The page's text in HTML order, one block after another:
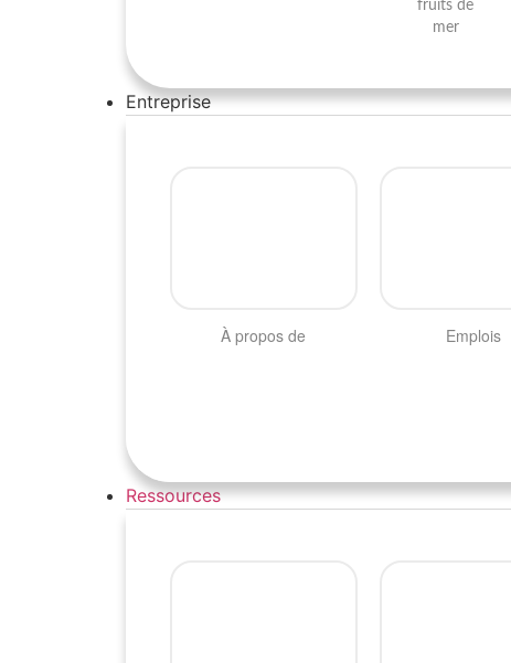
fruits de
mer​
Entreprise
À propos de Emplois
Ressources